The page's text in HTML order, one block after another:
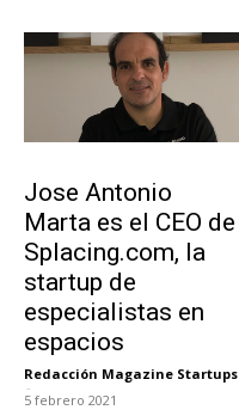
Jose Antonio
Marta es el CEO de
Splacing.com, la
startup de
especialistas en
espacios
Redacción Magazine Startups
-
5 febrero 2021